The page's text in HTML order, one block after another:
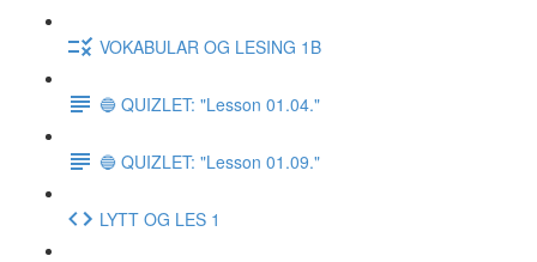
VOKABULAR OG LESING 1B
🔵 QUIZLET: "Lesson 01.04."
🔵 QUIZLET: "Lesson 01.09."
LYTT OG LES 1